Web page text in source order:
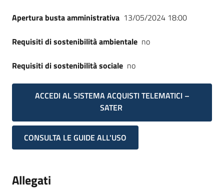
Apertura busta amministrativa 13/05/2024 18:00
Requisiti di sostenibilità ambientale no
Requisiti di sostenibilità sociale no
ACCEDI AL SISTEMA ACQUISTI TELEMATICI –
SATER
CONSULTA LE GUIDE ALL'USO
Allegati